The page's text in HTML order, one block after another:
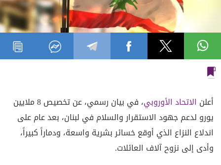
أعلن الاتحاد الأوروبي
، في بيان رسمي، عن تخصيص 8 ملايين
يورو لدعم جهود الاستقرار والسلام في لبنان، بعد عام على
اندلاع النزاع الذي أوقع خسائر بشرية واسعة، ودماراً كبيراً،
وأدى إلى نزوح آلاف العائلات.